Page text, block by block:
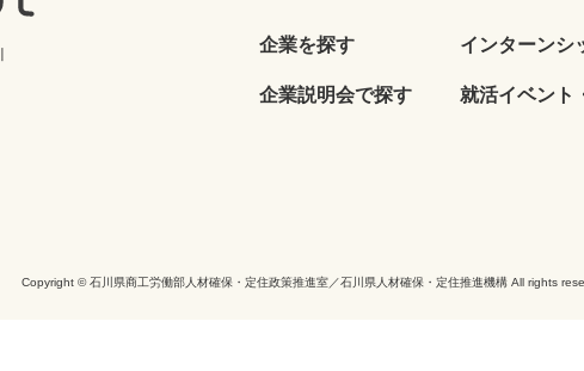
企業を探す
企業説明会で探す
インターンシ
就活イベント
Copyright © 石川県商工労働部人材確保・定住政策推進室／石川県人材確保・定住推進機構 All rights